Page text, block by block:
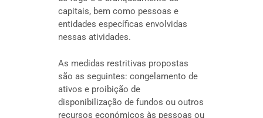
capitais, bem como pessoas e
entidades específicas envolvidas
nessas atividades.
As medidas restritivas propostas
são as seguintes: congelamento de
ativos e proibição de
disponibilização de fundos ou outros
recursos económicos às pessoas ou